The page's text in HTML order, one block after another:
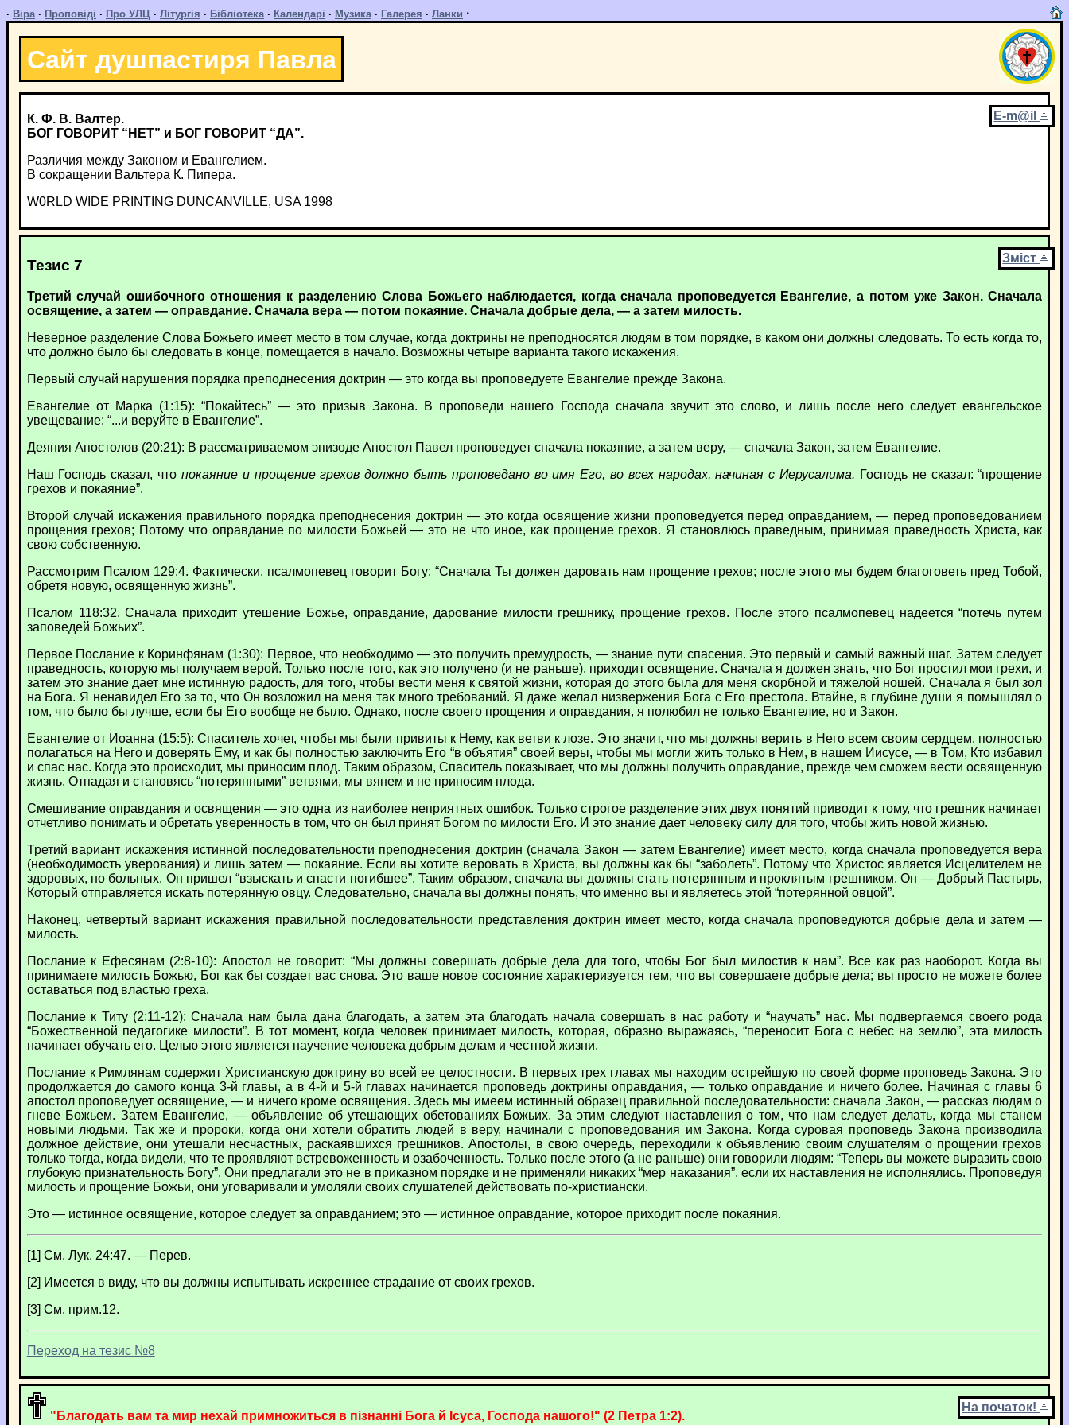
· Віра· Проповіді · Про УЛЦ · Літургія · Бібліотека· Календарі · Музика· Галерея · Ланки ·
Сайт душпастиря Павла
E-m@il
К. Ф. В. Валтер.
БОГ ГОВОРИТ “НЕТ” и БОГ ГОВОРИТ “ДА”.
Различия между Законом и Евангелием.
В сокращении Вальтера К. Пипера.
W0RLD WIDE PRINTING DUNCANVILLE, USA 1998
Зміст
Тезис 7
Третий случай ошибочного отношения к разделению Слова Божьего наблюдается, когда сначала проповедуется Евангелие, а потом уже Закон. Сначала
освящение, а затем — оправдание. Сначала вера — потом покаяние. Сначала добрые дела, — а затем милость.
Неверное разделение Слова Божьего имеет место в том случае, когда доктрины не преподносятся людям в том порядке, в каком они должны следовать. То есть когда то,
что должно было бы следовать в конце, помещается в начало. Возможны четыре варианта такого искажения.
Первый случай нарушения порядка преподнесения доктрин — это когда вы проповедуете Евангелие прежде Закона.
Евангелие от Марка (1:15): “Покайтесь” — это призыв Закона. В проповеди нашего Господа сначала звучит это слово, и лишь после него следует евангельское
увещевание: “...и веруйте в Евангелие”.
Деяния Апостолов (20:21): В рассматриваемом эпизоде Апостол Павел проповедует сначала покаяние, а затем веру, — сначала Закон, затем Евангелие.
Наш Господь сказал, что покаяние и прощение грехов должно быть проповедано во имя Его, во всех народах, начиная с Иерусалима. Господь не сказал: “прощение
грехов и покаяние”.
Второй случай искажения правильного порядка преподнесения доктрин — это когда освящение жизни проповедуется перед оправданием, — перед проповедованием
прощения грехов; Потому что оправдание по милости Божьей — это не что иное, как прощение грехов. Я становлюсь праведным, принимая праведность Христа, как
свою собственную.
Рассмотрим Псалом 129:4. Фактически, псалмопевец говорит Богу: “Сначала Ты должен даровать нам прощение грехов; после этого мы будем благоговеть пред Тобой,
обретя новую, освященную жизнь”.
Псалом 118:32. Сначала приходит утешение Божье, оправдание, дарование милости грешнику, прощение грехов. После этого псалмопевец надеется “потечь путем
заповедей Божьих”.
Первое Послание к Коринфянам (1:30): Первое, что необходимо — это получить премудрость, — знание пути спасения. Это первый и самый важный шаг. Затем следует
праведность, которую мы получаем верой. Только после того, как это получено (и не раньше), приходит освящение. Сначала я должен знать, что Бог простил мои грехи, и
затем это знание дает мне истинную радость, для того, чтобы вести меня к святой жизни, которая до этого была для меня скорбной и тяжелой ношей. Сначала я был зол
на Бога. Я ненавидел Его за то, что Он возложил на меня так много требований. Я даже желал низвержения Бога с Его престола. Втайне, в глубине души я помышлял о
том, что было бы лучше, если бы Его вообще не было. Однако, после своего прощения и оправдания, я полюбил не только Евангелие, но и Закон.
Евангелие от Иоанна (15:5): Спаситель хочет, чтобы мы были привиты к Нему, как ветви к лозе. Это значит, что мы должны верить в Него всем своим сердцем, полностью
полагаться на Него и доверять Ему, и как бы полностью заключить Его “в объятия” своей веры, чтобы мы могли жить только в Нем, в нашем Иисусе, — в Том, Кто избавил
и спас нас. Когда это происходит, мы приносим плод. Таким образом, Спаситель показывает, что мы должны получить оправдание, прежде чем сможем вести освященную
жизнь. Отпадая и становясь “потерянными” ветвями, мы вянем и не приносим плода.
Смешивание оправдания и освящения — это одна из наиболее неприятных ошибок. Только строгое разделение этих двух понятий приводит к тому, что грешник начинает
отчетливо понимать и обретать уверенность в том, что он был принят Богом по милости Его. И это знание дает человеку силу для того, чтобы жить новой жизнью.
Третий вариант искажения истинной последовательности преподнесения доктрин (сначала Закон — затем Евангелие) имеет место, когда сначала проповедуется вера
(необходимость уверования) и лишь затем — покаяние. Если вы хотите веровать в Христа, вы должны как бы “заболеть”. Потому что Христос является Исцелителем не
здоровых, но больных. Он пришел “взыскать и спасти погибшее”. Таким образом, сначала вы должны стать потерянным и проклятым грешником. Он — Добрый Пастырь,
Который отправляется искать потерянную овцу. Следовательно, сначала вы должны понять, что именно вы и являетесь этой “потерянной овцой”.
Наконец, четвертый вариант искажения правильной последовательности представления доктрин имеет место, когда сначала проповедуются добрые дела и затем —
милость.
Послание к Ефесянам (2:8-10): Апостол не говорит: “Мы должны совершать добрые дела для того, чтобы Бог был милостив к нам”. Все как раз наоборот. Когда вы
принимаете милость Божью, Бог как бы создает вас снова. Это ваше новое состояние характеризуется тем, что вы совершаете добрые дела; вы просто не можете более
оставаться под властью греха.
Послание к Титу (2:11-12): Сначала нам была дана благодать, а затем эта благодать начала совершать в нас работу и “научать” нас. Мы подвергаемся своего рода
“Божественной педагогике милости”. В тот момент, когда человек принимает милость, которая, образно выражаясь, “переносит Бога с небес на землю”, эта милость
начинает обучать его. Целью этого является научение человека добрым делам и честной жизни.
Послание к Римлянам содержит Христианскую доктрину во всей ее целостности. В первых трех главах мы находим острейшую по своей форме проповедь Закона. Это
продолжается до самого конца 3-й главы, а в 4-й и 5-й главах начинается проповедь доктрины оправдания, — только оправдание и ничего более. Начиная с главы 6
апостол проповедует освящение, — и ничего кроме освящения. Здесь мы имеем истинный образец правильной последовательности: сначала Закон, — рассказ людям о
гневе Божьем. Затем Евангелие, — объявление об утешающих обетованиях Божьих. За этим следуют наставления о том, что нам следует делать, когда мы станем
новыми людьми. Так же и пророки, когда они хотели обратить людей в веру, начинали с проповедования им Закона. Когда суровая проповедь Закона производила
должное действие, они утешали несчастных, раскаявшихся грешников. Апостолы, в свою очередь, переходили к объявлению своим слушателям о прощении грехов
только тогда, когда видели, что те проявляют встревоженность и озабоченность. Только после этого (а не раньше) они говорили людям: “Теперь вы можете выразить свою
глубокую признательность Богу”. Они предлагали это не в приказном порядке и не применяли никаких “мер наказания”, если их наставления не исполнялись. Проповедуя
милость и прощение Божьи, они уговаривали и умоляли своих слушателей действовать по-христиански.
Это — истинное освящение, которое следует за оправданием; это — истинное оправдание, которое приходит после покаяния.
[1] См. Лук. 24:47. — Перев.
[2] Имеется в виду, что вы должны испытывать искреннее страдание от своих грехов.
[3] См. прим.12.
Переход на тезис №8
На початок!
"Благодать вам та мир нехай примножиться в пізнанні Бога й Ісуса, Господа нашого!" (2 Петра 1:2).